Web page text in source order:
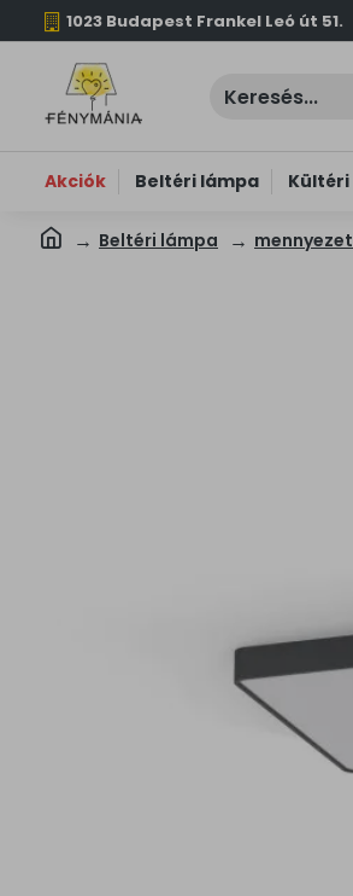
1023 Budapest Frankel Leó út 51.
Akciók Beltéri lámpa
Beltéri lámpa